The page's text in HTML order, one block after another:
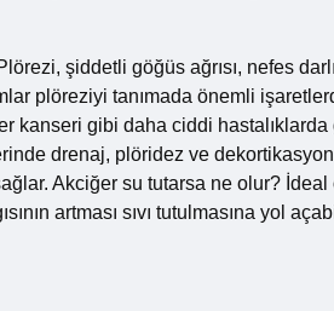
şiddetli göğüs ağrısı, nefes
plöreziyi tanımada önemli
kanseri gibi daha ciddi
drenaj, plöridez ve
Akciğer su tutarsa ne olur?
artması sıvı tutulmasına yol